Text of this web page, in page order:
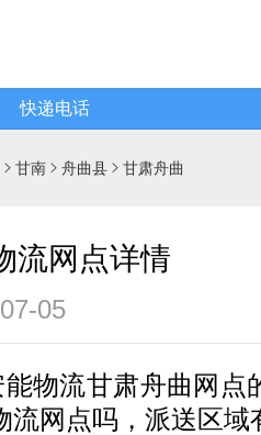
快递电话
 甘南  舟曲县  甘肃舟曲
流网点详情
05
能物流甘肃舟曲网点
流网点吗，派送区